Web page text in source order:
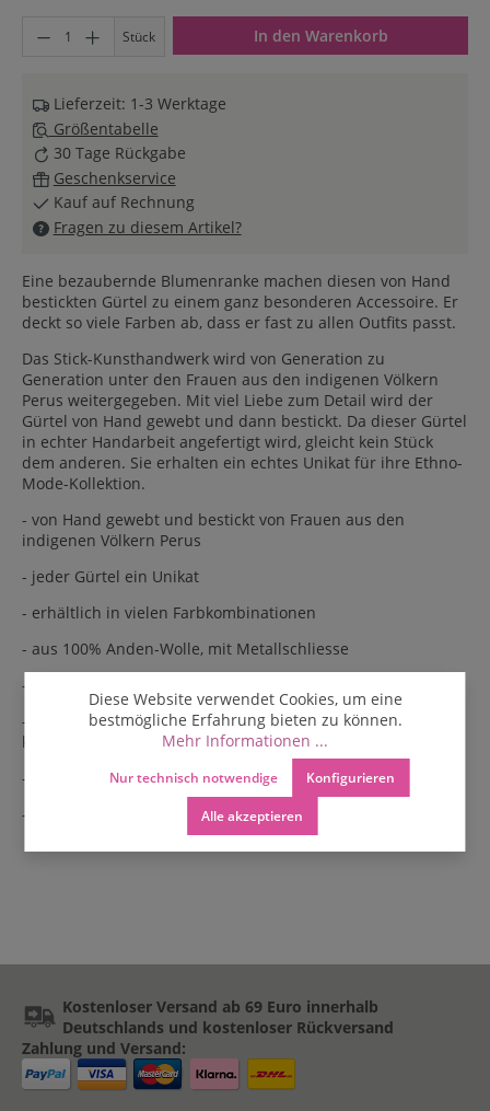
Produkt Anzahl: Gib den gewünschten Wert ein oder
Stück In den Warenkorb
Lieferzeit: 1-3 Werktage
Größentabelle
30 Tage Rückgabe
Geschenkservice
Kauf auf Rechnung
Fragen zu diesem Artikel?
Eine bezaubernde Blumenranke machen diesen von Hand
bestickten Gürtel zu einem ganz besonderen Accessoire. Er
deckt so viele Farben ab, dass er fast zu allen Outfits passt.
Das Stick-Kunsthandwerk wird von Generation zu
Generation unter den Frauen aus den indigenen Völkern
Perus weitergegeben. Mit viel Liebe zum Detail wird der
Gürtel von Hand gewebt und dann bestickt. Da dieser Gürtel
in echter Handarbeit angefertigt wird, gleicht kein Stück
dem anderen. Sie erhalten ein echtes Unikat für ihre Ethno-
Mode-Kollektion.
- von Hand gewebt und bestickt von Frauen aus den
indigenen Völkern Perus
- jeder Gürtel ein Unikat
- erhältlich in vielen Farbkombinationen
- aus 100% Anden-Wolle, mit Metallschliesse
- Breite: ca. 3,8 cm
- durch die fünf Löcher ist der Gürtel größenverstellbar und
kann immer passend getragen werden.
- Pflege: trocken reinigen
- auch als Golfgürtel beliebt
Kostenloser Versand ab 69 Euro innerhalb
Deutschlands und kostenloser Rückversand
Zahlung und Versand:
Diese Website verwendet Cookies, um eine
bestmögliche Erfahrung bieten zu können.
Mehr Informationen ...
Nur technisch notwendige Konfigurieren
Alle akzeptieren